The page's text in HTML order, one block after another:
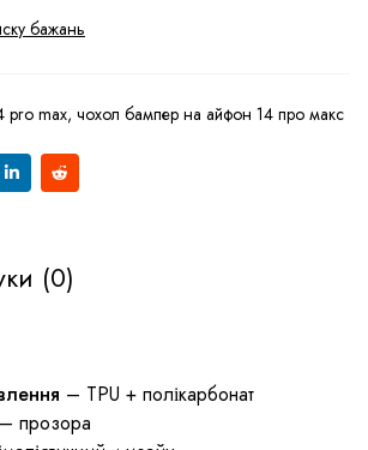
pro max, чохол бампер на айфон 14 про макс
(0)
– TPU + полікарбонат
– прозора